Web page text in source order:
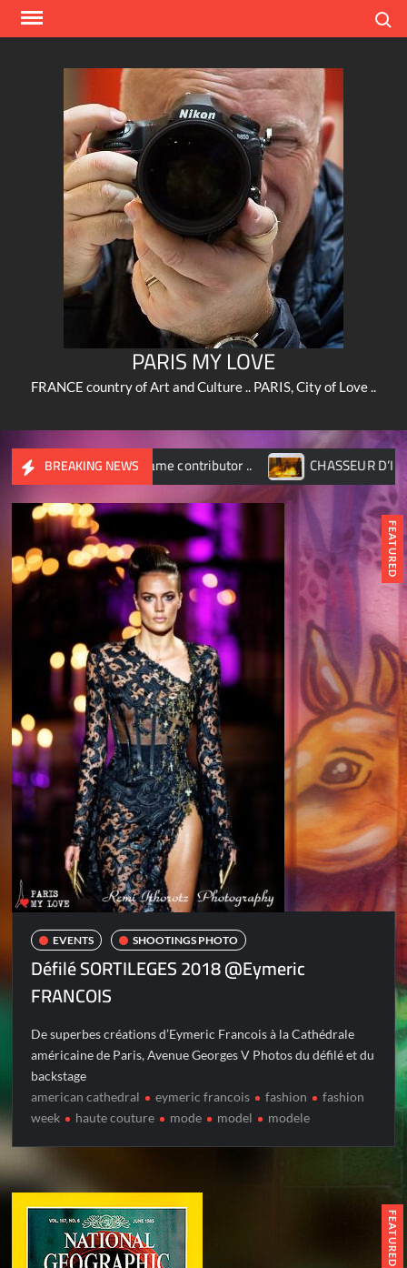
Skip
PARIS MY LOVE
FRANCE country of Art and Culture .. PARIS, City of Love ..
BREAKING NEWS
contributor .. CHASSEUR D’IMAGES – Octobre 2017
FEATURED
EVENTS SHOOTINGS PHOTO
Défilé SORTILEGES 2018 @Eymeric
FRANCOIS
De superbes créations d’Eymeric Francois à la Cathédrale
américaine de Paris, Avenue Georges V Photos du défilé et du
backstage
american cathedral
eymeric francois fashion
fashion
week
haute couture mode model modele
FEATURED